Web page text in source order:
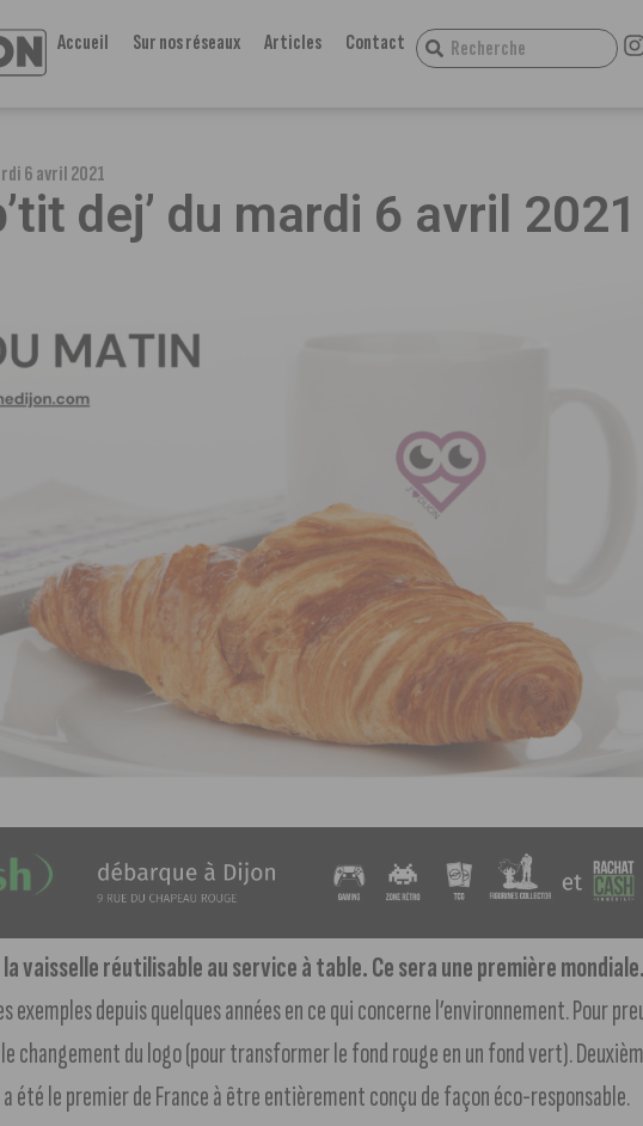
Accueil Sur nos réseaux Articles Contact
6 avril 2021
dej’ du mardi 6 avril 2021
vaisselle réutilisable au service à table. Ce sera une première mondiale.
exemples depuis quelques années en ce qui concerne l’environnement. Pour
le changement du logo (pour transformer le fond rouge en un fond vert).
a été le premier de France à être entièrement conçu de façon éco-responsable.